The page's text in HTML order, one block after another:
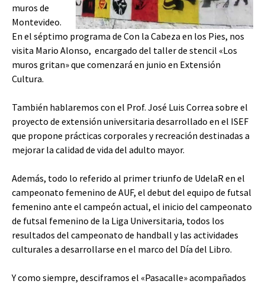
muros de
Montevideo.
En el séptimo programa de Con la Cabeza en los Pies, nos
visita Mario Alonso, encargado del taller de stencil «Los
muros gritan» que comenzará en junio en Extensión
Cultura.
También hablaremos con el Prof. José Luis Correa sobre el
proyecto de extensión universitaria desarrollado en el ISEF
que propone prácticas corporales y recreación destinadas a
mejorar la calidad de vida del adulto mayor.
Además, todo lo referido al primer triunfo de UdelaR en el
campeonato femenino de AUF, el debut del equipo de futsal
femenino ante el campeón actual, el inicio del campeonato
de futsal femenino de la Liga Universitaria, todos los
resultados del campeonato de handball y las actividades
culturales a desarrollarse en el marco del Día del Libro.
Y como siempre, desciframos el «Pasacalle» acompañados